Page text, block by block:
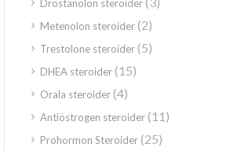
Drostanolon steroider
Metenolon steroider(2)
Trestolone steroider(5)
DHEA steroider(15)
Orala steroider(4)
Antiöstrogen steroider(11)
Prohormon Steroider(25)